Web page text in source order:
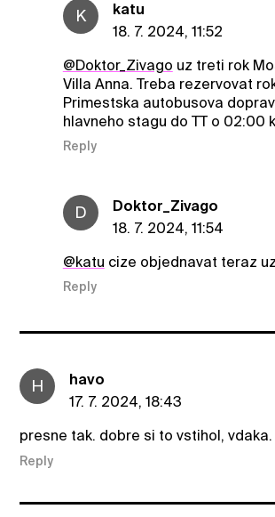
K
katu
18. 7. 2024, 11:52
@Doktor_Zivago uz treti rok
Villa Anna. Treba rezervovat
Primestska autobusova
hlavneho stagu do TT o 02:00
Reply
D
Doktor_Zivago
18. 7. 2024, 11:54
@katu cize objednavat teraz
Reply
H
havo
17. 7. 2024, 18:43
presne tak. dobre si to vstihol, vdaka.
Reply